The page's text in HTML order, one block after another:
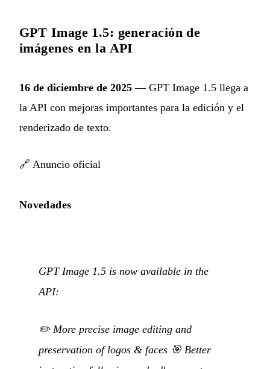
GPT Image 1.5: generación de
imágenes en la API
16 de diciembre de 2025 — GPT Image 1.5 llega a
la API con mejoras importantes para la edición y el
renderizado de texto.
🔗 Anuncio oficial
Novedades
GPT Image 1.5 is now available in the
API:
✏️ More precise image editing and
preservation of logos & faces 🎯 Better